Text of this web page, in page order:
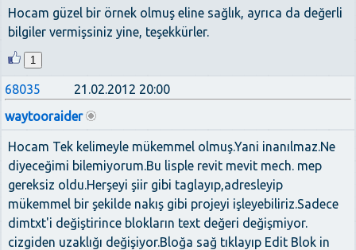
Hocam güzel bir örnek olmuş eline sağlık, ayrıca da değerli
bilgiler vermişsiniz yine, teşekkürler.
1
68035
21.02.2012 20:00
waytooraider
Hocam Tek kelimeyle mükemmel olmuş.Yani inanılmaz.Ne
diyeceğimi bilemiyorum.Bu lisple revit mevit mech. mep
gereksiz oldu.Herşeyi şiir gibi taglayıp,adresleyip
mükemmel bir şekilde nakış gibi projeyi işleyebiliriz.Sadece
dimtxt'i değiştirince blokların text değeri değişmiyor.
cizgiden uzaklığı değişiyor.Bloğa sağ tıklayıp Edit Blok in